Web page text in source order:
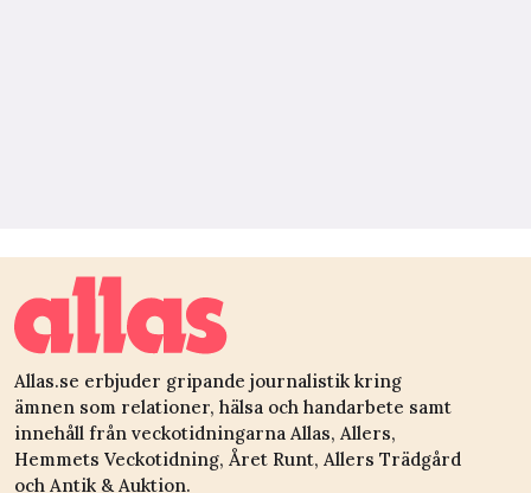
Allas.se erbjuder gripande journalistik kring
ämnen som relationer, hälsa och handarbete samt
innehåll från veckotidningarna Allas, Allers,
Hemmets Veckotidning, Året Runt, Allers Trädgård
och Antik & Auktion.